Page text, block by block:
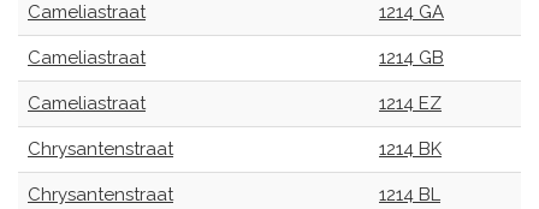
Cameliastraat 1214 GA
Cameliastraat 1214 GB
Cameliastraat 1214 EZ
Chrysantenstraat 1214 BK
Chrysantenstraat 1214 BL